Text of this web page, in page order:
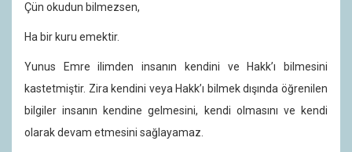
Çün okudun bilmezsen,
Ha bir kuru emektir.
Yunus Emre ilimden insanın kendini ve Hakk’ı bilmesini
kastetmiştir. Zira kendini veya Hakk’ı bilmek dışında öğrenilen
bilgiler insanın kendine gelmesini, kendi olmasını ve kendi
olarak devam etmesini sağlayamaz.